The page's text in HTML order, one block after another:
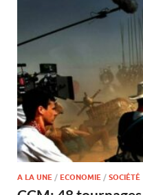
A LA UNE / ECONOMIE / SOCIÉTÉ